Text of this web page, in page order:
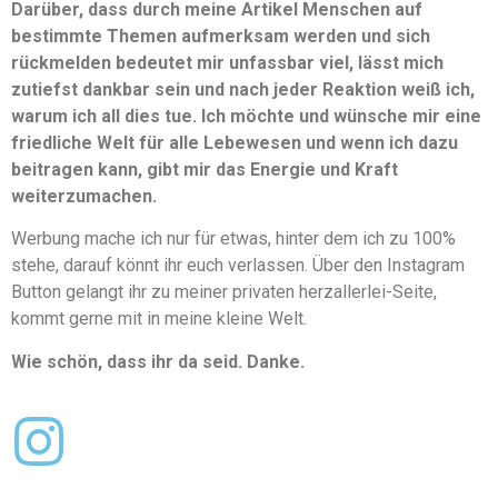
Darüber, dass durch meine Artikel Menschen auf
bestimmte Themen aufmerksam werden und sich
rückmelden bedeutet mir unfassbar viel, lässt mich
zutiefst dankbar sein und nach jeder Reaktion weiß ich,
warum ich all dies tue. Ich möchte und wünsche mir eine
friedliche Welt für alle Lebewesen und wenn ich dazu
beitragen kann, gibt mir das Energie und Kraft
weiterzumachen.
Werbung mache ich nur für etwas, hinter dem ich zu 100%
stehe, darauf könnt ihr euch verlassen. Über den Instagram
Button gelangt ihr zu meiner privaten herzallerlei-Seite,
kommt gerne mit in meine kleine Welt.
Wie schön, dass ihr da seid. Danke.